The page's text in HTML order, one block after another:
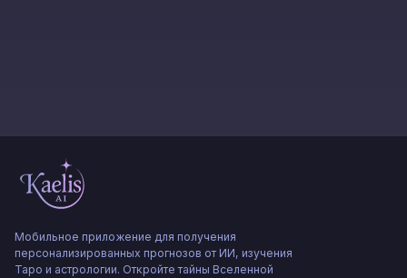
Мобильное приложение для получения
персонализированных прогнозов от ИИ, изучения
Таро и астрологии. Откройте тайны Вселенной